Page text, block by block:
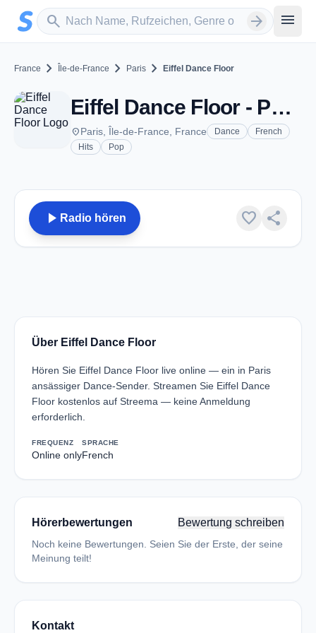
Zum Hauptinhalt springen
search
Sender suchen arrow_forward menu
France chevron_right Île-de-France chevron_right Paris chevron_right Eiffel Dance Floor
Eiffel Dance Floor - Paris
placeParis, Île-de-France, France Dance
French
Hits
Pop
play_arrow Radio hören favorite share
Über Eiffel Dance Floor
Hören Sie Eiffel Dance Floor live online — ein in Paris
ansässiger Dance-Sender. Streamen Sie Eiffel Dance
Floor kostenlos auf Streema — keine Anmeldung
erforderlich.
FREQUENZ
Online only
SPRACHE
French
Hörerbewertungen Bewertung schreiben
Noch keine Bewertungen. Seien Sie der Erste, der seine
Meinung teilt!
Kontakt